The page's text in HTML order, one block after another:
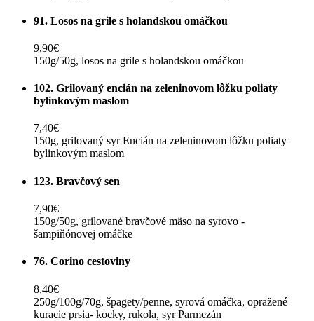
91. Losos na grile s holandskou omáčkou
9,90€
150g/50g, losos na grile s holandskou omáčkou
102. Grilovaný encián na zeleninovom lôžku poliaty
bylinkovým maslom
7,40€
150g, grilovaný syr Encián na zeleninovom lôžku poliaty
bylinkovým maslom
123. Bravčový sen
7,90€
150g/50g, grilované bravčové mäso na syrovo -
šampiňónovej omáčke
76. Corino cestoviny
8,40€
250g/100g/70g, špagety/penne, syrová omáčka, opražené
kuracie prsia- kocky, rukola, syr Parmezán